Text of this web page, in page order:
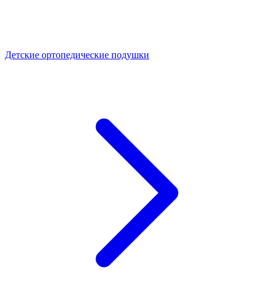
Детские ортопедические подушки